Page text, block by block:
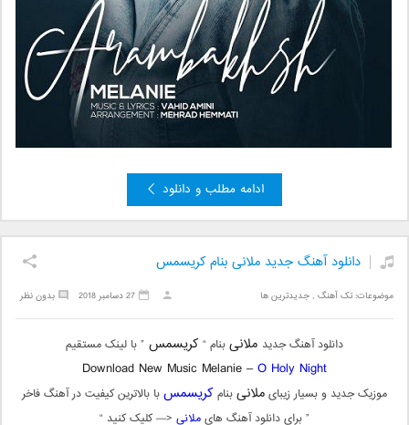
ادامه مطلب و دانلود
دانلود آهنگ جدید ملانی بنام کریسمس
موضوعات:تک آهنگ ,جدیدترین ها بدون نظر 27 دسامبر 2018
دانلود آهنگ جدید ملانیبنام “کریسمس ” با لینک مستقیم
Download New Music Melanie –O Holy Night
موزیک جدید و بسیار زیبایملانیبنام کریسمسبا بالاترین کیفیت در آهنگ فاخر
” برای دانلود آهنگ هایملانی <— کلیک کنید “